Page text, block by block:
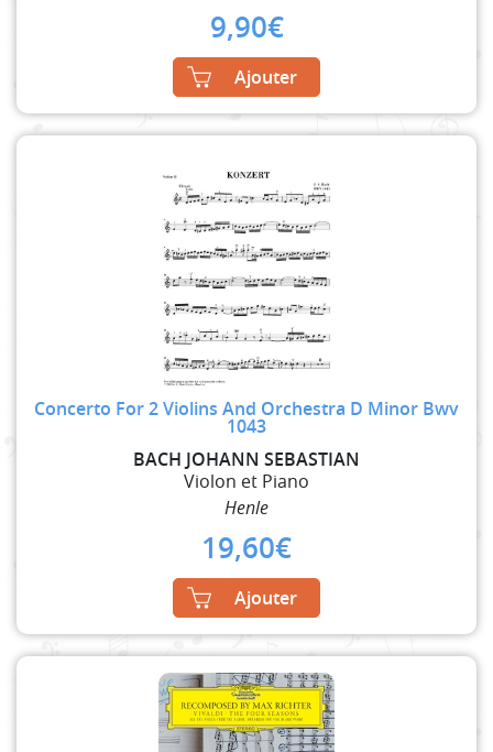
9,90€
Ajouter
Concerto For 2 Violins And Orchestra D Minor Bwv
1043
BACH JOHANN SEBASTIAN
Violon et Piano
Henle
19,60€
Ajouter